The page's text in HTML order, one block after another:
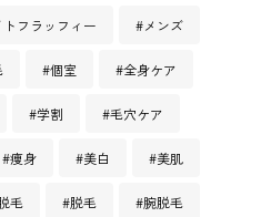
フラッフィー #メンズ
#個室 #全身ケア
#学割 #毛穴ケア
#痩身 #美白 #美肌
毛 #脱毛 #腕脱毛